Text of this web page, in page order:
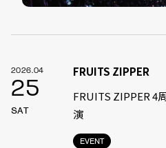
2026.04
25
SAT
EVENT
FRUITS ZIPPER
FRUITS ZIPPER 4
演